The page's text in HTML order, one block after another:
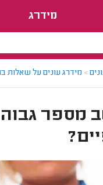
מידרג
> מידרג עונים על שאלות
מספר גבוה